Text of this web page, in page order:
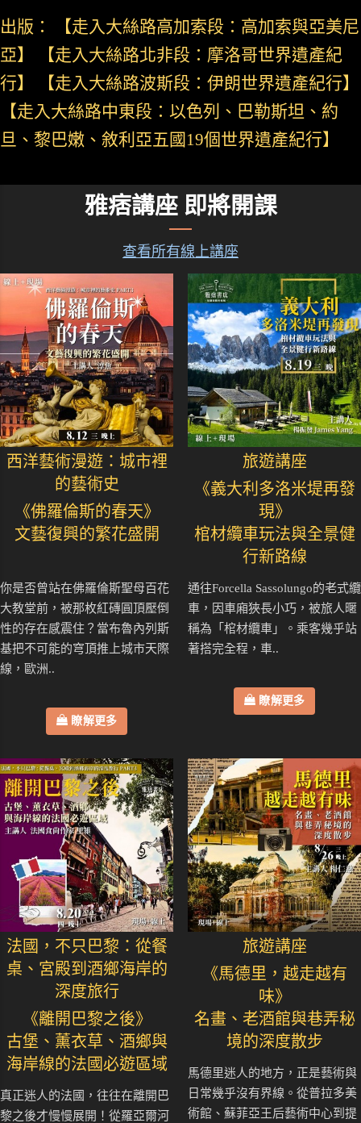
出版： 【走入大絲路高加索段：高加索與亞美尼
亞】 【走入大絲路北非段：摩洛哥世界遺產紀
行】 【走入大絲路波斯段：伊朗世界遺產紀行】
【走入大絲路中東段：以色列、巴勒斯坦、約
旦、黎巴嫩、敘利亞五國19個世界遺產紀行】
雅痞講座 即將開課
查看所有線上講座
西洋藝術漫遊：城市裡
的藝術史
《佛羅倫斯的春天》
文藝復興的繁花盛開
你是否曾站在佛羅倫斯聖母百花
大教堂前，被那枚紅磚圓頂壓倒
性的存在感震住？當布魯內列斯
基把不可能的穹頂推上城市天際
線，歐洲..
瞭解更多
旅遊講座
《義大利多洛米堤再發
現》
棺材纜車玩法與全景健
行新路線
通往Forcella Sassolungo的老式纜
車，因車廂狹長小巧，被旅人暱
稱為「棺材纜車」。乘客幾乎站
著搭完全程，車..
瞭解更多
法國，不只巴黎：從餐
桌、宮殿到酒鄉海岸的
深度旅行
《離開巴黎之後》
古堡、薰衣草、酒鄉與
海岸線的法國必遊區域
真正迷人的法國，往往在離開巴
黎之後才慢慢展開！從羅亞爾河
旅遊講座
《馬德里，越走越有
味》
名畫、老酒館與巷弄秘
境的深度散步
馬德里迷人的地方，正是藝術與
日常幾乎沒有界線。從普拉多美
術館、蘇菲亞王后藝術中心到提